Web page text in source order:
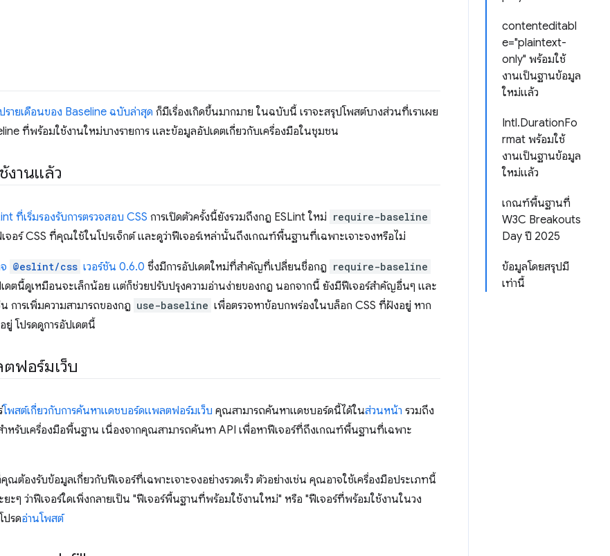
contenteditabl
e="plaintext-
only" พร้อมใช้
งานเป็นฐานข้อมูล
ใหม่แล้ว
Intl.DurationFo
rmat พร้อมใช้
งานเป็นฐานข้อมูล
ใหม่แล้ว
เกณฑ์พื้นฐานที่
W3C Breakouts
Day ปี 2025
ข้อมูลโดยสรุปมี
เท่านี้
รายเดือนของ Baseline ฉบับล่าสุด ก็มีเรื่องเกิดขึ้นมากมาย ในฉบับนี้ เราจะสรุปโพสต์บางส่วนที่เราเผย
ที่พร้อมใช้งานใหม่บางรายการ และข้อมูลอัปเดตเกี่ยวกับเครื่องมือในชุมชน
งานแล้ว
ที่เริ่มรองรับการตรวจสอบ CSS การเปิดตัวครั้งนี้ยังรวมถึงกฎ ESLint ใหม่ require-baseline
จอร์ CSS ที่คุณใช้ในโปรเจ็กต์ และดูว่าฟีเจอร์เหล่านั้นถึงเกณฑ์พื้นฐานที่เฉพาะเจาะจงหรือไม่
@eslint/css เวอร์ชัน 0.6.0 ซึ่งมีการอัปเดตใหม่ที่สำคัญที่เปลี่ยนชื่อกฎ require-baseline
เดตนี้ดูเหมือนจะเล็กน้อย แต่ก็ช่วยปรับปรุงความอ่านง่ายของกฎ นอกจากนี้ ยังมีฟีเจอร์สำคัญอื่นๆ และ
การเพิ่มความสามารถของกฎ use-baseline เพื่อตรวจหาข้อบกพร่องในบล็อก CSS ที่ฝังอยู่ หาก
ยู่ โปรดดูการอัปเดตนี้
ฟอร์มเว็บ
โพสต์เกี่ยวกับการค้นหาแดชบอร์ดแพลตฟอร์มเว็บ คุณสามารถค้นหาแดชบอร์ดนี้ได้ในส่วนหน้า รวมถึง
หรับเครื่องมือพื้นฐาน เนื่องจากคุณสามารถค้นหา API เพื่อหาฟีเจอร์ที่ถึงเกณฑ์พื้นฐานที่เฉพาะ
ต้องรับข้อมูลเกี่ยวกับฟีเจอร์ที่เฉพาะเจาะจงอย่างรวดเร็ว ตัวอย่างเช่น คุณอาจใช้เครื่องมือประเภทนี้
ๆ ว่าฟีเจอร์ใดเพิ่งกลายเป็น "ฟีเจอร์พื้นฐานที่พร้อมใช้งานใหม่" หรือ "ฟีเจอร์ที่พร้อมใช้งานในวง
ปรดอ่านโพสต์